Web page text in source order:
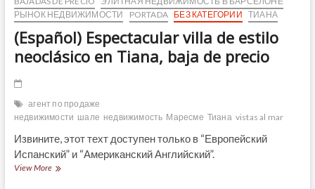
РЫНОК НЕДВИЖИМОСТИ
PORTADA БЕЗ КАТЕГОРИИ ТИАНА
(Español) Espectacular villa de estilo
neoclásico en Tiana, baja de precio
агент по продаже
недвижимости шале недвижимость Маресме Тиана vistas al mar
Извините, этот техт доступен только в “Европейский
Испанский” и “Американский Английский”.
View More(Español)